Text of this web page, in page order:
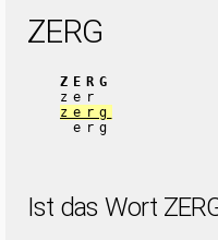
ZERG
ZERG
zer
zerg
erg
Ist das Wort